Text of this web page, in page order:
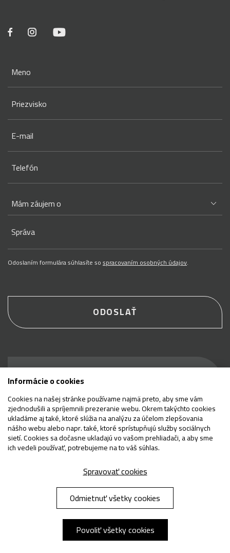
Meno
Priezvisko
E-mail
Telefón
Správa
Odoslaním formulára súhlasíte sospracovaním osobných údajov.
ODOSLAŤ
Buďte prví, ktorí sa
dozvedia, čo je nové
E-mail
Chránené testom reCAPTCHA.
(2025) by
Informácie o cookies
Cookies na našej stránke používame najmä preto, aby sme vám
zjednodušili a spríjemnili prezeranie webu. Okrem takýchto cookies
ukladáme aj také, ktoré slúžia na analýzu za účelom zlepšovania
nášho webu alebo napr. také, ktoré sprístupňujú služby sociálnych
sietí. Cookies sa dočasne ukladajú vo vašom prehliadači, a aby sme
ich vedeli používať, potrebujeme na to váš súhlas.
Spravovať cookies
Odmietnuť všetky cookies
Povoliť všetky cookies